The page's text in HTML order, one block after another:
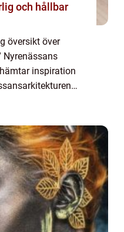
och hållbar
översikt över
Nyrenässans
inspiration